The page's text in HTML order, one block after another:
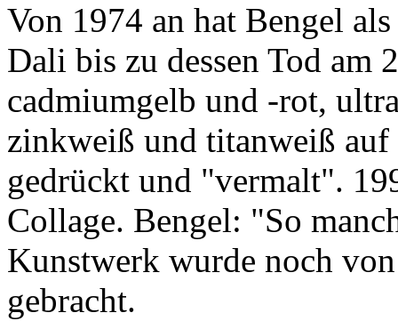
Von 1974 an hat Bengel
Dali bis zu dessen Tod am
cadmiumgelb und -rot,
zinkweiß und titanweiß
gedrückt und "vermalt".
Collage. Bengel: "So
Kunstwerk wurde noch
gebracht.